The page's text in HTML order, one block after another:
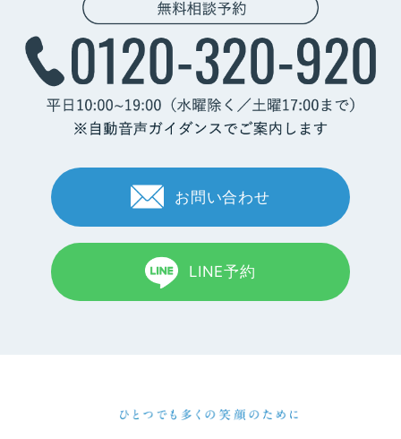
お問い合わせ
LINE予約